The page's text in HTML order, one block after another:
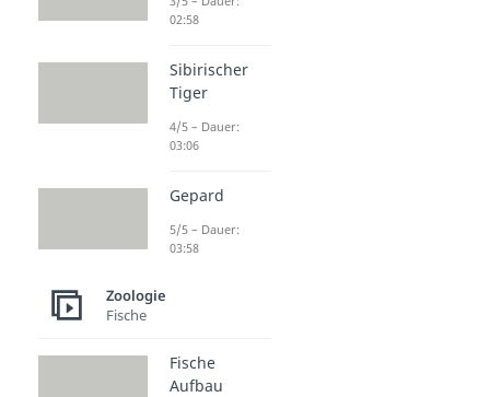
02:58
Sibirischer
Tiger
4/5 – Dauer:
03:06
Gepard
5/5 – Dauer:
03:58
Zoologie
Fische
Fische
Aufbau